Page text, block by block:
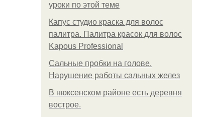
уроки по этой теме
Капус студио краска для волос
палитра. Палитра красок для волос
Kapous Professional
Сальные пробки на голове.
Нарушение работы сальных желез
В нюксенском районе есть деревня
вострое.